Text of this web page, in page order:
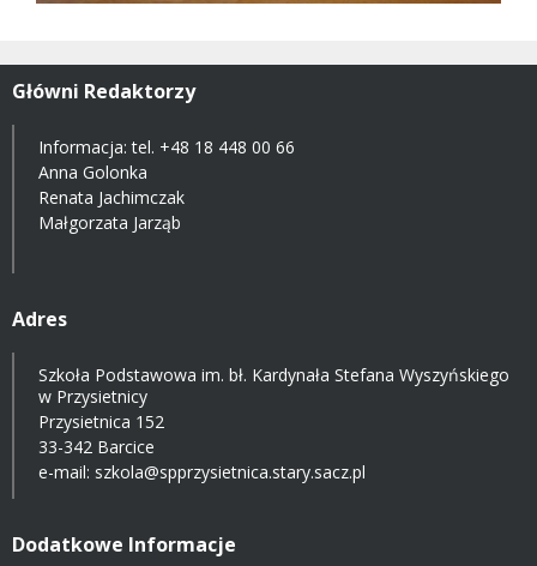
Główni Redaktorzy
Informacja: tel. +48 18 448 00 66
Anna Golonka
Renata Jachimczak
Małgorzata Jarząb
Adres
Szkoła Podstawowa im. bł. Kardynała Stefana Wyszyńskiego
w Przysietnicy
Przysietnica 152
33-342 Barcice
e-mail: szkola@spprzysietnica.stary.sacz.pl
Dodatkowe Informacje